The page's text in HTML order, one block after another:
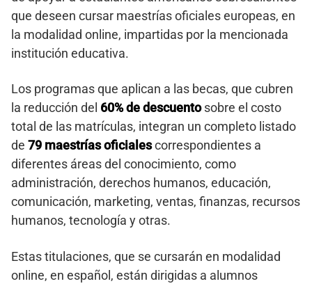
que deseen cursar maestrías oficiales europeas, en
la modalidad online, impartidas por la mencionada
institución educativa.
Los programas que aplican a las becas, que cubren
la reducción del 60% de descuentosobre el costo
total de las matrículas, integran un completo listado
de 79 maestrías oficialescorrespondientes a
diferentes áreas del conocimiento, como
administración, derechos humanos, educación,
comunicación, marketing, ventas, finanzas, recursos
humanos, tecnología y otras.
Estas titulaciones, que se cursarán en modalidad
online, en español, están dirigidas a alumnos